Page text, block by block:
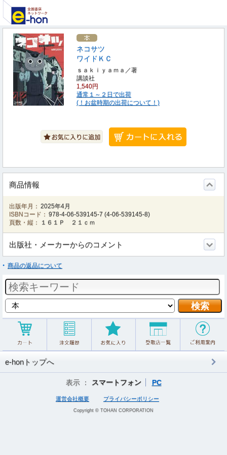
ネコサツ
ワイドＫＣ
ｓａｋｉｙａｍａ／著
講談社
1,540円
通常１～２日で出荷
(！お盆時期の出荷について！)
商品情報
出版年月： 2025年4月
ISBNコード： 978-4-06-539145-7 (4-06-539145-8)
頁数・縦：
１６１Ｐ ２１ｃｍ
出版社・メーカーからのコメント
商品の返品について
e-honトップへ
表示 ： スマートフォン PC
運営会社概要 プライバシーポリシー
Copyright © TOHAN CORPORATION